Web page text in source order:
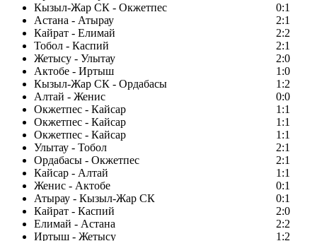
Кызыл-Жар СК - Окжетпес
0:1
Астана - Атырау
2:1
Кайрат - Елимай
2:2
Тобол - Каспий
2:1
Жетысу - Улытау
2:0
Актобе - Иртыш
1:0
Кызыл-Жар СК - Ордабасы
1:2
Алтай - Женис
0:0
Окжетпес - Кайсар
1:1
Окжетпес - Кайсар
1:1
Окжетпес - Кайсар
1:1
Улытау - Тобол
2:1
Ордабасы - Окжетпес
2:1
Кайсар - Алтай
1:1
Женис - Актобе
0:1
Атырау - Кызыл-Жар СК
0:1
Кайрат - Каспий
2:0
Елимай - Астана
2:2
Иртыш - Жетысу
1:2